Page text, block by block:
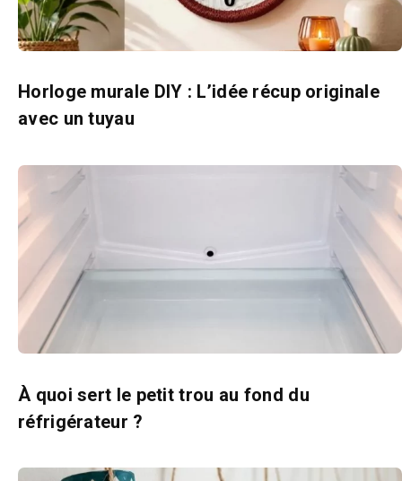
Horloge murale DIY : L’idée récup originale
avec un tuyau
À quoi sert le petit trou au fond du
réfrigérateur ?